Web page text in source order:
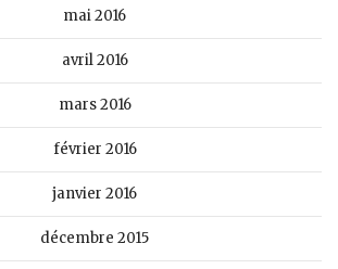
mai 2016
avril 2016
mars 2016
février 2016
janvier 2016
décembre 2015